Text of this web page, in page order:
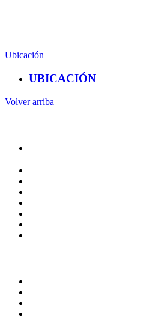
Ubicación
UBICACIÓN
Volver arriba